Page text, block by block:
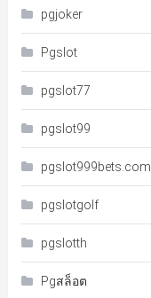
pgjoker
Pgslot
pgslot77
pgslot99
pgslot999bets.com
pgslotgolf
pgslotth
Pgสล็อต